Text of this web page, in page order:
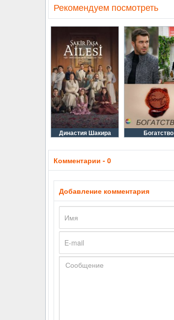
Рекомендуем посмотреть
Династия Шакира Богатство
Комментарии - 0
Добавление комментария